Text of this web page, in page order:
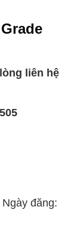
liên hệ
đăng: